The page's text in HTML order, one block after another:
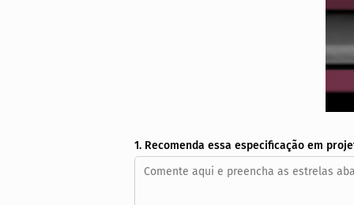
1. Recomenda essa especificação em